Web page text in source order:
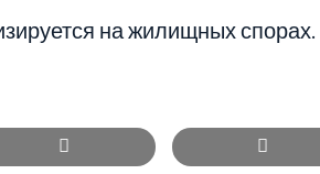
на жилищных спорах.